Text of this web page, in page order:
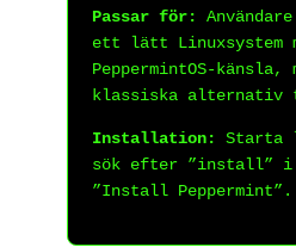
Passar för:
ett lätt Linuxsystem
PeppermintOS-känsla,
klassiska alternativ
Installation:
Starta
sök efter ”install” i
”Install Peppermint”.